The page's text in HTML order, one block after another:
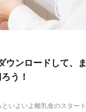
ウンロードして、ま
う！
いよいよ離乳食のスタート